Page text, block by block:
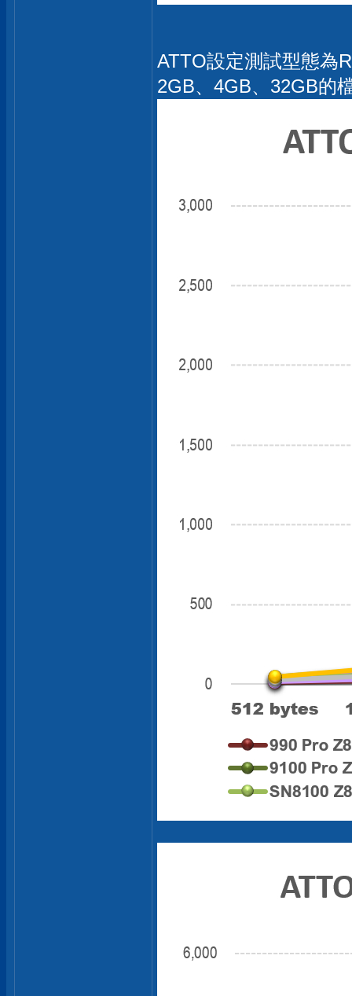
ATTO設定測試型態為
2GB、4GB、32GB的